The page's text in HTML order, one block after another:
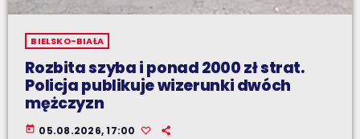
BIELSKO-BIAŁA
Rozbita szyba i ponad 2000 zł strat.
Policja publikuje wizerunki dwóch
mężczyzn
today 05.08.2026, 17:00